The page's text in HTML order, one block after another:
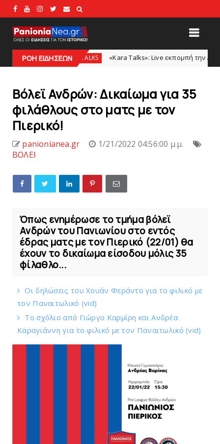
ΡΟΗ ΕΙΔΗΣΕΩΝ
KARA TALKS «Kara Talks»: Live εκπομπή την Δευτέρα μετά το
Βόλεϊ Ανδρών: Δικαίωμα για 35
φιλάθλους στο ματς με τον
Πιερικό!
panionianea.gr
1/21/2022 04:56:00 μ.μ.
ΒΟΛΕΙ
Όπως ενημέρωσε το τμήμα βόλεϊ
Ανδρών του Πανιωνίου στο εντός
έδρας ματς με τον Πιερικό (22/01) θα
έχουν το δικαίωμα είσοδου μόλις 35
φίλαθλο...
Οι δηλώσεις του Χουάν Φεράντο για το φιλικό με
τoν Παναιτωλικό (vid)
Το σχόλιο από Γιώργο Καρμίρη και Ανδρέα
Καραγιάννη για το φιλικό με τoν Παναιτωλικό (vid)